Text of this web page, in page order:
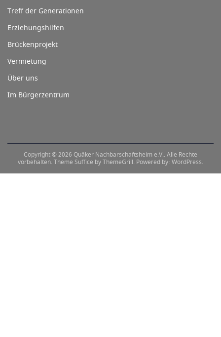
Treff der Generationen
Erziehungshilfen
Brückenprojekt
Vermietung
Über uns
Im Bürgerzentrum
Copyright © 2026 Quäker Nachbarschaftsheim e.V.. Alle Rechte
vorbehalten. Theme Suffice by ThemeGrill. Powered by: WordPress.